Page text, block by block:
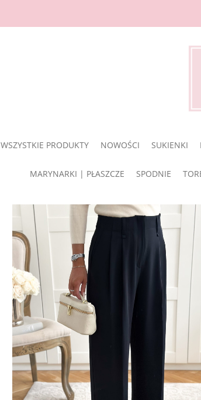
WSZYSTKIE PRODUKTY NOWOŚCI SUKIENKI
MARYNARKI | PŁASZCZE SPODNIE